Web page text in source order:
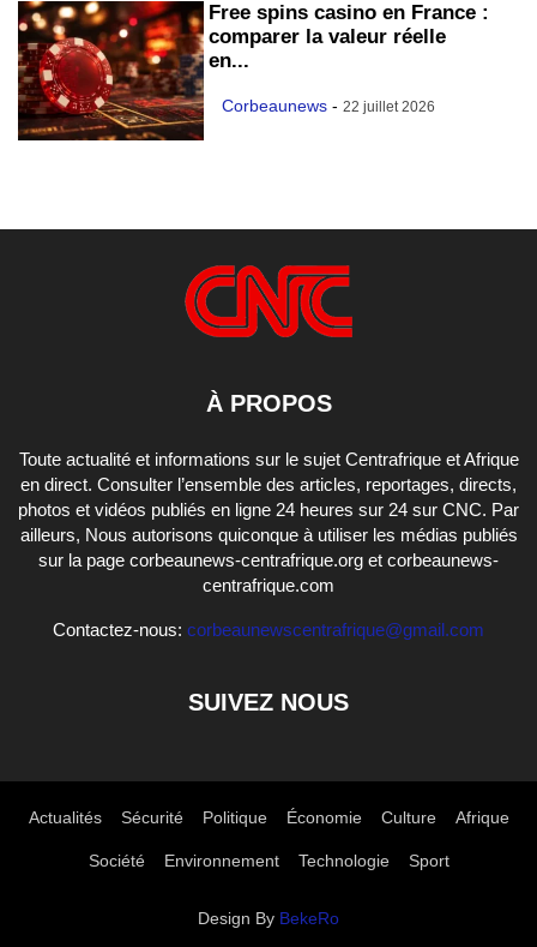
Free spins casino en France :
comparer la valeur réelle
en...
Corbeaunews - 22 juillet 2026
À PROPOS
Toute actualité et informations sur le sujet Centrafrique et Afrique
en direct. Consulter l’ensemble des articles, reportages, directs,
photos et vidéos publiés en ligne 24 heures sur 24 sur CNC. Par
ailleurs, Nous autorisons quiconque à utiliser les médias publiés
sur la page corbeaunews-centrafrique.org et corbeaunews-
centrafrique.com
Contactez-nous: corbeaunewscentrafrique@gmail.com
SUIVEZ NOUS
Actualités Sécurité Politique Économie Culture Afrique
Société Environnement Technologie Sport
Design By BekeRo